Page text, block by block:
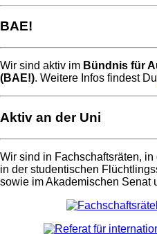
BAE!
Wir sind aktiv im Bündnis für
(BAE!). Weitere Infos findest Du
Aktiv an der Uni
Wir sind in Fachschaftsräten,
in der studentischen
sowie im Akademischen Senat